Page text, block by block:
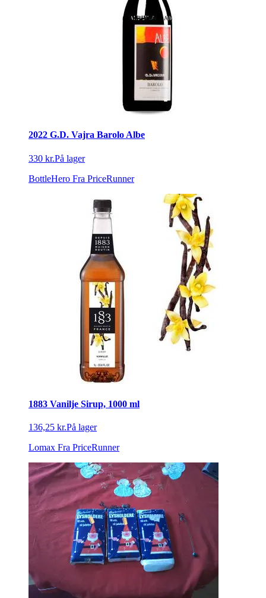
2022 G.D. Vajra Barolo Albe
330 kr.På lager
BottleHero Fra PriceRunner
1883 Vanilje Sirup, 1000 ml
136,25 kr.På lager
Lomax Fra PriceRunner